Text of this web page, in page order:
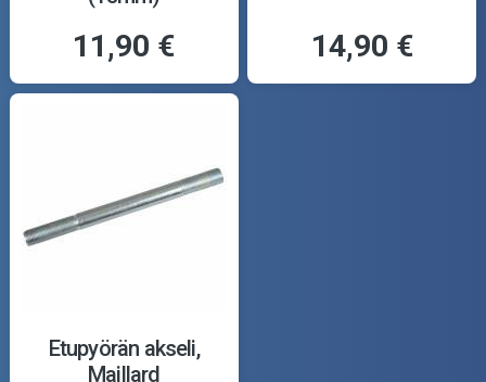
11,90 € 14,90 €
Etupyörän akseli,
Maillard